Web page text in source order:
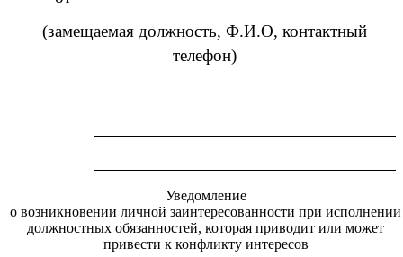
(замещаемая должность, Ф.И.О, контактный
телефон)
Уведомление
о возникновении личной заинтересованности при исполнении
должностных обязанностей, которая приводит или может
привести к конфликту интересов